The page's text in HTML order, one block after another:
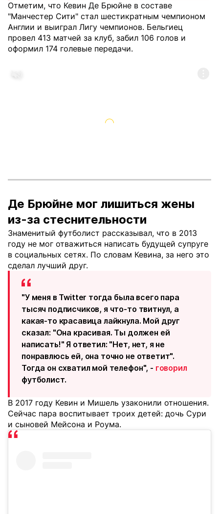
Отметим, что Кевин Де Брюйне в составе
"Манчестер Сити" стал шестикратным чемпионом
Англии и выиграл Лигу чемпионов. Бельгиец
провел 413 матчей за клуб, забил 106 голов и
оформил 174 голевые передачи.
Де Брюйне мог лишиться жены
из-за стеснительности
Знаменитый футболист рассказывал, что в 2013
году не мог отважиться написать будущей супруге
в социальных сетях. По словам Кевина, за него это
сделал лучший друг.
"У меня в Twitter тогда была всего пара
тысяч подписчиков, я что-то твитнул, а
какая-то красавица лайкнула. Мой друг
сказал: "Она красивая. Ты должен ей
написать!" Я ответил: "Нет, нет, я не
понравлюсь ей, она точно не ответит".
Тогда он схватил мой телефон", - говорил
футболист.
В 2017 году Кевин и Мишель узаконили отношения.
Сейчас пара воспитывает троих детей: дочь Сури
и сыновей Мейсона и Роума.